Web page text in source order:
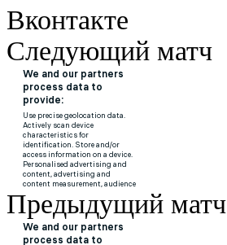
Вконтакте
Следующий матч
Предыдущий матч